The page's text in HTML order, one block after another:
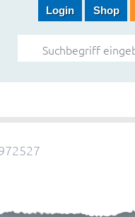
Login Shop